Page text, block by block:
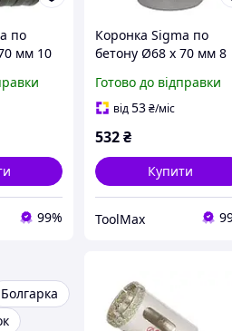
по
мм 10
99%
Коронка Sigma по
бетону Ø68 х 70 мм 8
Готово до відправки
від53₴/міс
532₴
Купити
ToolMax
Болгарка